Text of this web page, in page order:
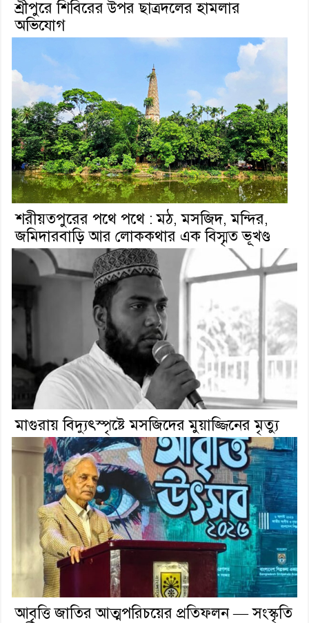
শ্রীপুরে শিবিরের উপর ছাত্রদলের হামলার
অভিযোগ
শরীয়তপুরের পথে পথে : মঠ, মসজিদ, মন্দির,
জমিদারবাড়ি আর লোককথার এক বিস্মৃত ভূখণ্ড
মাগুরায় বিদ্যুৎস্পৃষ্টে মসজিদের মুয়াজ্জিনের মৃত্যু
আবৃত্তি জাতির আত্মপরিচয়ের প্রতিফলন — সংস্কৃতি